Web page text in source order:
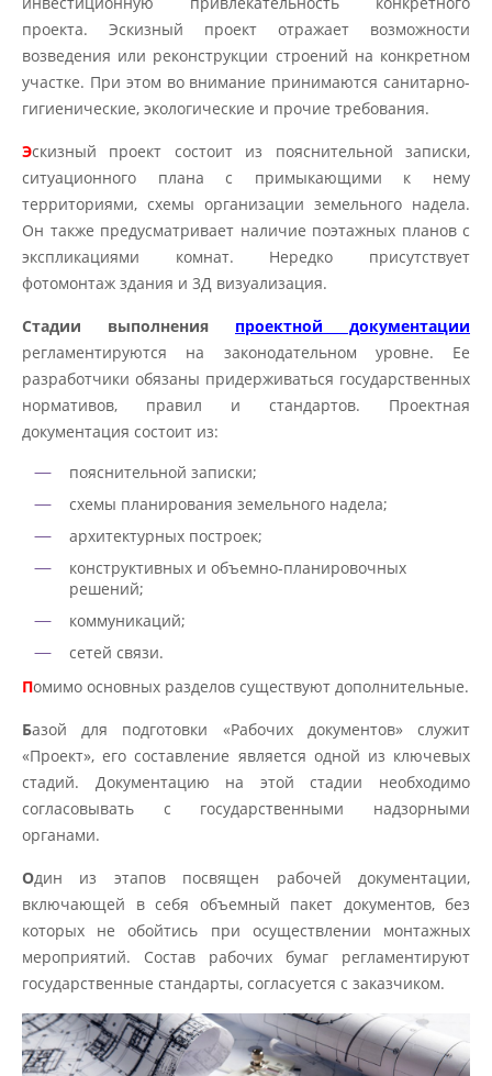
проекта. Эскизный проект отражает возможности
возведения или реконструкции строений на конкретном
участке. При этом во внимание принимаются санитарно-
гигиенические, экологические и прочие требования.
Эскизный проект состоит из пояснительной записки,
ситуационного плана с примыкающими к нему
территориями, схемы организации земельного надела.
Он также предусматривает наличие поэтажных планов с
экспликациями комнат. Нередко присутствует
фотомонтаж здания и 3Д визуализация.
Стадии выполнения проектной документации
регламентируются на законодательном уровне. Ее
разработчики обязаны придерживаться государственных
нормативов, правил и стандартов. Проектная
документация состоит из:
пояснительной записки;
схемы планирования земельного надела;
архитектурных построек;
конструктивных и объемно-планировочных
решений;
коммуникаций;
сетей связи.
Помимо основных разделов существуют дополнительные.
Базой для подготовки «Рабочих документов» служит
«Проект», его составление является одной из ключевых
стадий. Документацию на этой стадии необходимо
согласовывать с государственными надзорными
органами.
Один из этапов посвящен рабочей документации,
включающей в себя объемный пакет документов, без
которых не обойтись при осуществлении монтажных
мероприятий. Состав рабочих бумаг регламентируют
государственные стандарты, согласуется с заказчиком.